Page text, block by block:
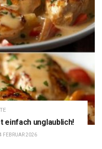
einfach unglaublich!
FEBRUAR 2026